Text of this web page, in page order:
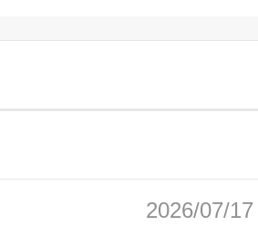
2026/07/17